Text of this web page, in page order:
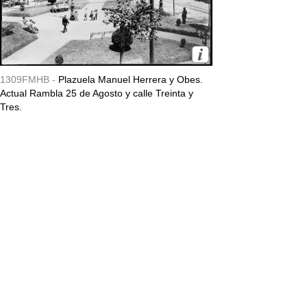
1309FMHB - Plazuela Manuel Herrera y Obes.
Actual Rambla 25 de Agosto y calle Treinta y
Tres.